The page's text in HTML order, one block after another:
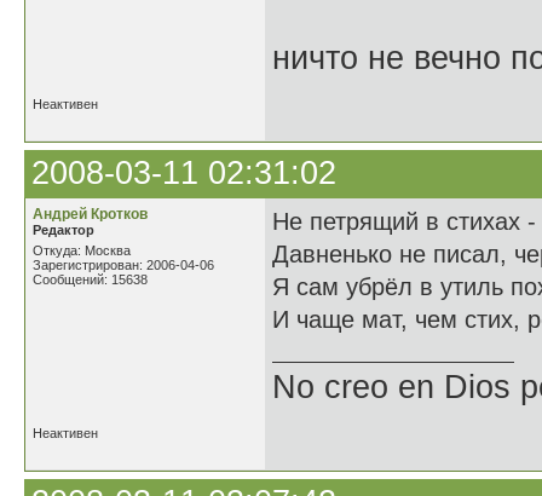
ничто не вечно
Неактивен
2008-03-11 02:31:02
Андрей Кротков
Редактор
Откуда: Москва
Зарегистрирован: 2006-04-06
Сообщений: 15638
Не петрящий в стихах
Давненько не писал,
Я сам убрёл в утиль
И чаще мат, чем стих,
No creo en Dios
Неактивен